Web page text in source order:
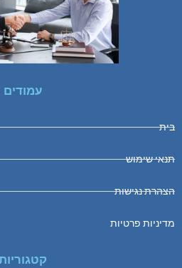
עמודים
בית
תנאי שימוש
הצהרת נגישות
מדיניות פרטיות